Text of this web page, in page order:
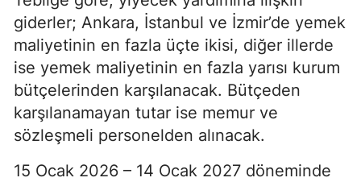
giderler; Ankara, İstanbul ve İzmir’de yemek
maliyetinin en fazla üçte ikisi, diğer illerde
ise yemek maliyetinin en fazla yarısı kurum
bütçelerinden karşılanacak. Bütçeden
karşılanamayan tutar ise memur ve
sözleşmeli personelden alınacak.
15 Ocak 2026 – 14 Ocak 2027 döneminde